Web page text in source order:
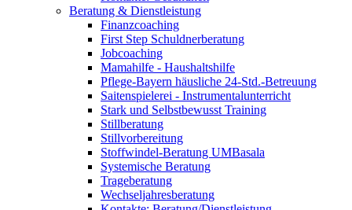
Beratung & Dienstleistung
Finanzcoaching
First Step Schuldnerberatung
Jobcoaching
Mamahilfe - Haushaltshilfe
Pflege-Bayern häusliche 24-Std.-Betreuung
Saitenspielerei - Instrumentalunterricht
Stark und Selbstbewusst Training
Stillberatung
Stillvorbereitung
Stoffwindel-Beratung UMBasala
Systemische Beratung
Trageberatung
Wechseljahresberatung